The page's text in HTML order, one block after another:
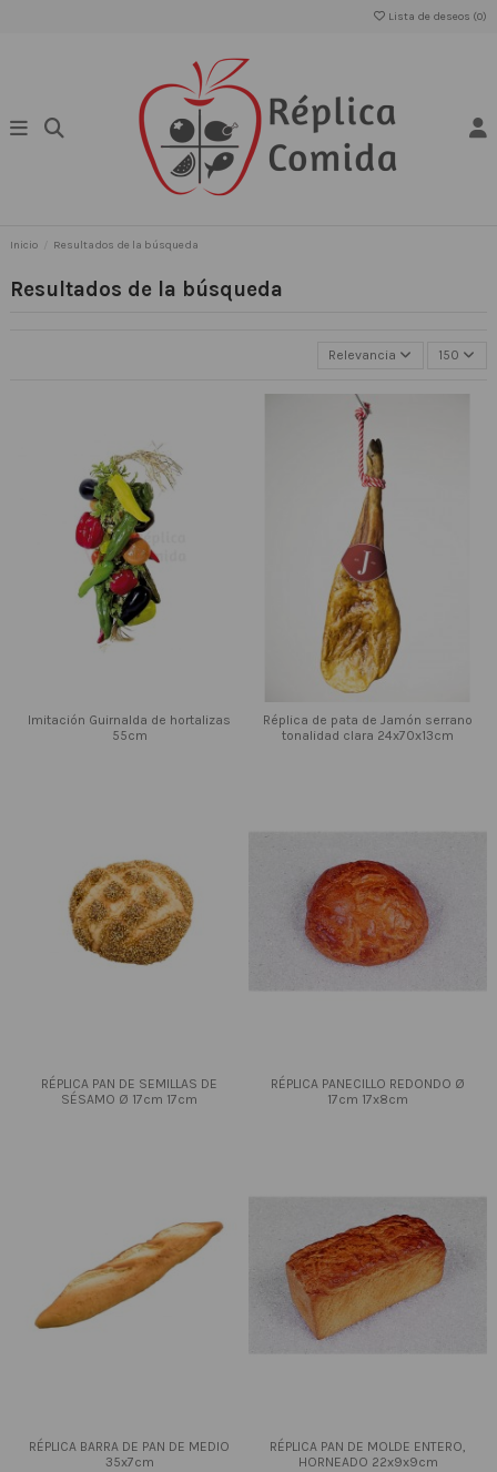
Lista de deseos (0)
Inicio Resultados de la búsqueda
Resultados de la búsqueda
Relevancia 150
Imitación Guirnalda de hortalizas
55cm
Réplica de pata de Jamón serrano
tonalidad clara 24x70x13cm
RÉPLICA PAN DE SEMILLAS DE
SÉSAMO Ø 17cm 17cm
RÉPLICA PANECILLO REDONDO Ø
17cm 17x8cm
RÉPLICA BARRA DE PAN DE MEDIO
35x7cm
RÉPLICA PAN DE MOLDE ENTERO,
HORNEADO 22x9x9cm